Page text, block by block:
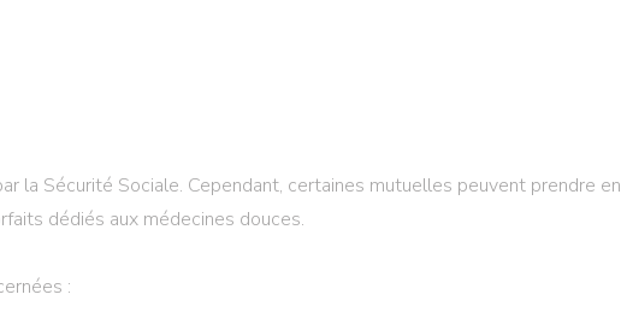
la Sécurité Sociale. Cependant, certaines mutuelles peuvent prendre
dédiés aux médecines douces.
: